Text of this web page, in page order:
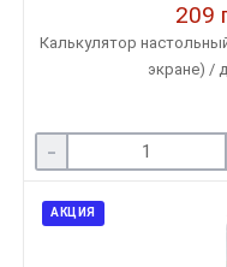
209
Калькулятор
экране) /
-
АКЦИЯ